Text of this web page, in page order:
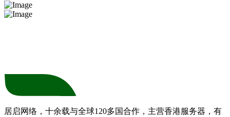
居启网络，十余载与全球120多国合作，主营香港服务器，有